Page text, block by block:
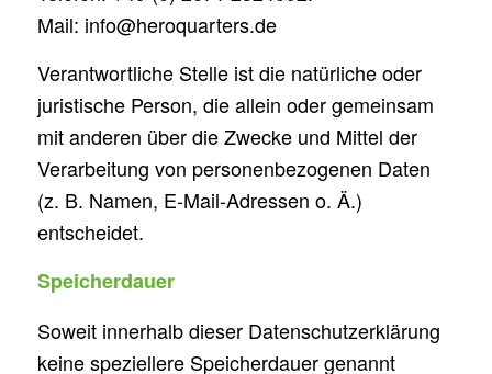
Mail: info@heroquarters.de
Verantwortliche Stelle ist die natürliche oder
juristische Person, die allein oder gemeinsam
mit anderen über die Zwecke und Mittel der
Verarbeitung von personenbezogenen Daten
(z. B. Namen, E-Mail-Adressen o. Ä.)
entscheidet.
Speicherdauer
Soweit innerhalb dieser Datenschutzerklärung
keine speziellere Speicherdauer genannt